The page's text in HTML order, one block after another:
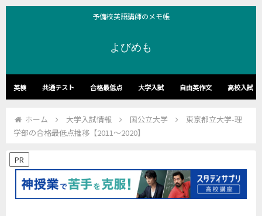
予備校英語講師のメモ帳
よびめも
英検 共通テスト 合格最低点 大学入試 自由英作文 高校入試
ホーム 大学入試情報 国公立大学
東京都立大学-理
学部の合格最低点推移【2011～2020】
PR